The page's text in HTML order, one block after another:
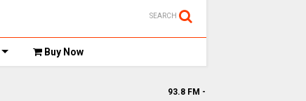
SEARCH
Buy Now
93.8 FM - www.gefm-madiun.com || Ge FM